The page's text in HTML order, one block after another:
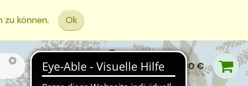
können. Ok
0,00 €